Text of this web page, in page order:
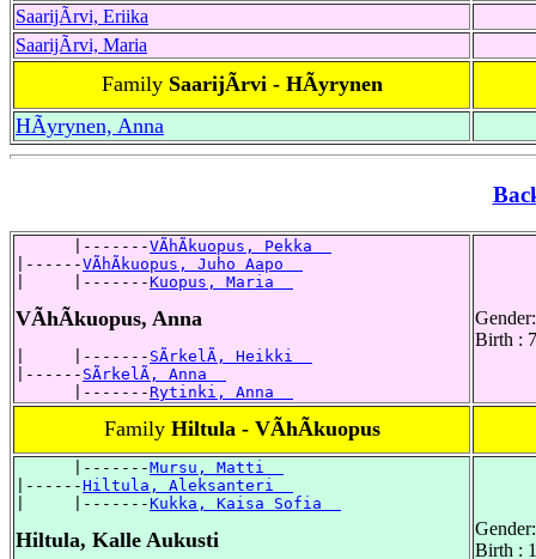
SaarijÃrvi, Eriika
SaarijÃrvi, Maria
Family SaarijÃrvi - HÃyrynen
HÃyrynen, Anna
      |-------
VÃhÃkuopus, Pekka
|------VÃhÃkuopus, Juho Aapo
|     |-------Kuopus, Maria
VÃhÃkuopus, Anna
|     |------- SÃrkelÃ, Heikki
|------ SÃrkelÃ, Anna
      |-------
Rytinki, Anna
Birth :
Family Hiltula - VÃhÃkuopus
      |-------
Mursu, Matti
|------Hiltula, Aleksanteri
|     |-------Kukka, Kaisa Sofia
Hiltula, Kalle Aukusti
Birth :